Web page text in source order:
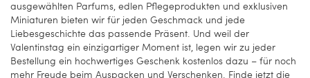
ausgewählten Parfums, edlen Pflegeprodukten und exklusiven
Miniaturen bieten wir für jeden Geschmack und jede
Liebesgeschichte das passende Präsent. Und weil der
Valentinstag ein einzigartiger Moment ist, legen wir zu jeder
Bestellung ein hochwertiges Geschenk kostenlos dazu – für noch
mehr Freude beim Auspacken und Verschenken. Finde jetzt die